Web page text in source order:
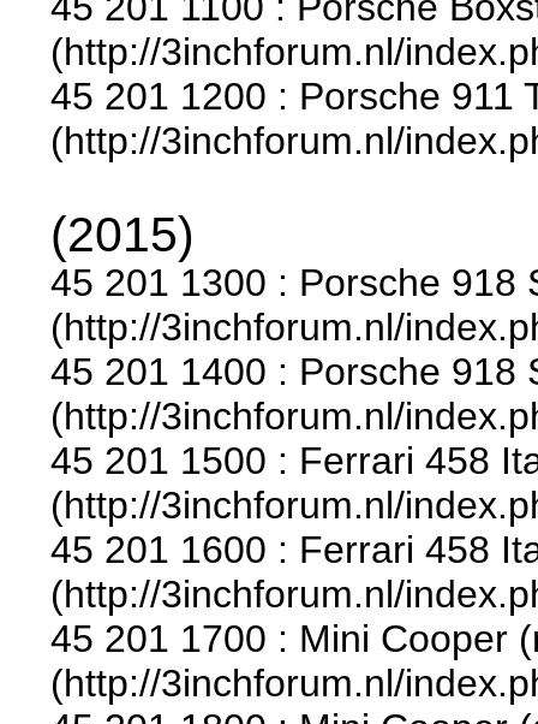
(http://3inchforum.nl/
45 201 1200 : Porsche 911
(http://3inchforum.nl/
(2015)
45 201 1300 : Porsche 918
(http://3inchforum.nl/
45 201 1400 : Porsche 918
(http://3inchforum.nl/
45 201 1500 : Ferrari 458
(http://3inchforum.nl/
45 201 1600 : Ferrari 458
(http://3inchforum.nl/
45 201 1700 : Mini Cooper
(http://3inchforum.nl/